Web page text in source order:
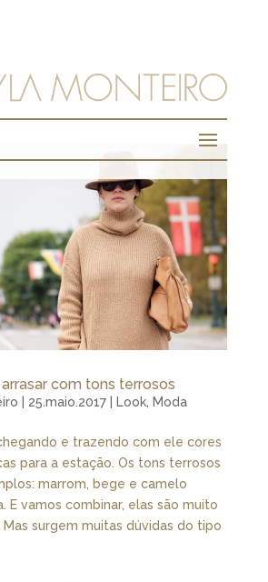
com tons terrosos
25.maio.2017| Look, Moda
e trazendo com ele cores
para a estação. Os tons terrosos
marrom, bege e camelo
E vamos combinar, elas são muito
surgem muitas dúvidas do tipo